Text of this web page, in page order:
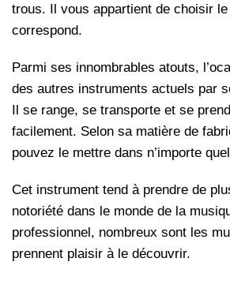
trous. Il vous appartient de choisir
correspond.
Parmi ses innombrables atouts,
des autres instruments actuels par
Il se range, se transporte et se
facilement. Selon sa matière de
pouvez le mettre dans n’importe
Cet instrument tend à prendre de
notoriété dans le monde de la
professionnel, nombreux sont les
prennent plaisir à le découvrir.